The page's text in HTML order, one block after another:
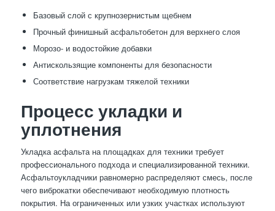
Базовый слой с крупнозернистым щебнем
Прочный финишный асфальтобетон для верхнего слоя
Морозо- и водостойкие добавки
Антискользящие компоненты для безопасности
Соответствие нагрузкам тяжелой техники
Процесс укладки и
уплотнения
Укладка асфальта на площадках для техники требует
профессионального подхода и специализированной техники.
Асфальтоукладчики равномерно распределяют смесь, после
чего виброкатки обеспечивают необходимую плотность
покрытия. На ограниченных или узких участках используют